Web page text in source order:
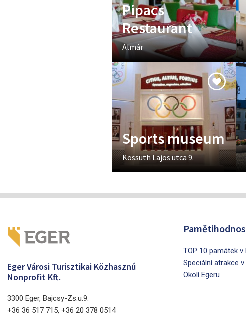
Pipacs
Restaurant
Almár
Sports museum
Kossuth Lajos utca 9.
Eger Városi Turisztikai Közhasznú
Nonprofit Kft.
3300 Eger, Bajcsy-Zs.u.9.
+36 36 517 715, +36 20 378 0514
TOP 10 památek v
Speciální atrakce v
Okolí Egeru